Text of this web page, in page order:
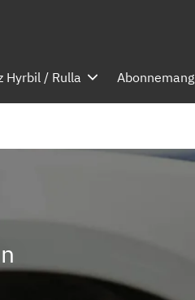
Hyrbil / Rulla Abonnemang